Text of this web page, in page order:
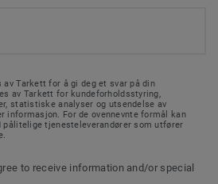
av Tarkett for å gi deg et svar på din
av Tarkett for kundeforholdsstyring,
statistiske analyser og utsendelse av
informasjon. For de ovennevnte formål kan
pålitelige tjenesteleverandører som utfører
to receive information and/or special